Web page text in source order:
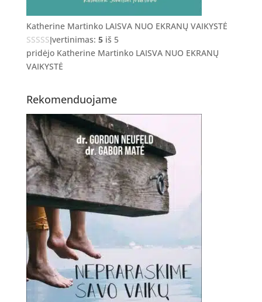
Katherine Martinko LAISVA NUO EKRANŲ VAIKYSTĖ
Įvertinimas: 5iš 5
pridėjo Katherine Martinko LAISVA NUO EKRANŲ
VAIKYSTĖ
Rekomenduojame